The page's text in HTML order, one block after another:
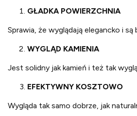
GŁADKA POWIERZCHNIA
Sprawia, że wyglądają elegancko i
WYGLĄD KAMIENIA
Jest solidny jak kamień i też tak
EFEKTYWNY KOSZTOWO
Wygląda tak samo dobrze, jak